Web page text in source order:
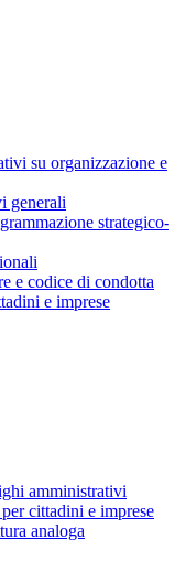
su organizzazione e
generali
strategico-
e codice di condotta
e imprese
amministrativi
cittadini e imprese
analoga